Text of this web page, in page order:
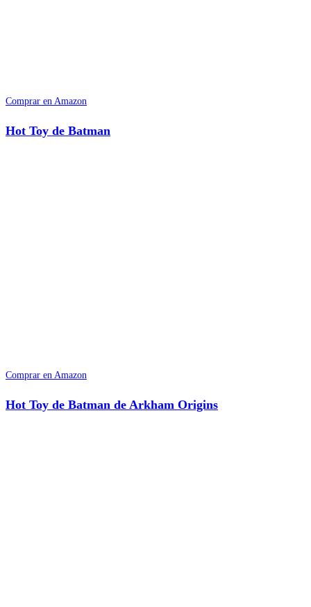
Comprar en Amazon
Hot Toy de Batman
Comprar en Amazon
Hot Toy de Batman de Arkham Origins